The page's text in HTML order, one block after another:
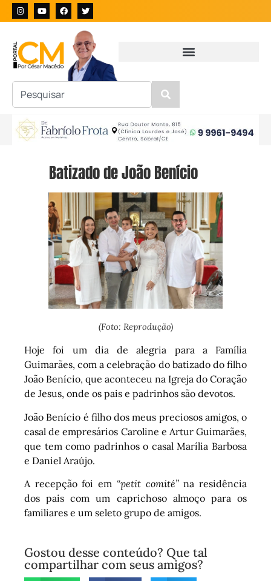
Batizado de João Benício
(Foto: Reprodução)
Hoje foi um dia de alegria para a Família
Guimarães, com a celebração do batizado do filho
João Benício, que aconteceu na Igreja do Coração
de Jesus, onde os pais e padrinhos são devotos.
João Benício é filho dos meus preciosos amigos, o
casal de empresários Caroline e Artur Guimarães,
que tem como padrinhos o casal Marília Barbosa
e Daniel Araújo.
A recepção foi em “petit comité”na residência
dos pais com um caprichoso almoço para os
familiares e um seleto grupo de amigos.
Gostou desse conteúdo? Que tal
compartilhar com seus amigos?